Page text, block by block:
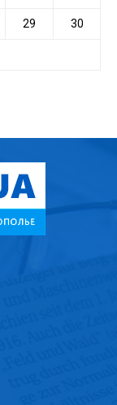
29 30